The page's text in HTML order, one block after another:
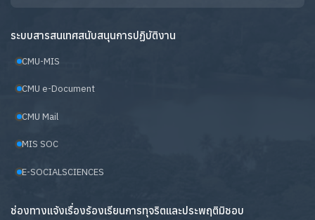
ระบบสารสนเทศสนับสนุนการปฏิบัติงาน
CMU-MIS
CMU e-Document
CMU Mail
MIS SOC
E-SOCIALSCIENCES
ช่องทางแจ้งเรื่องร้องเรียนการทุจริตและประพฤติมิชอบ